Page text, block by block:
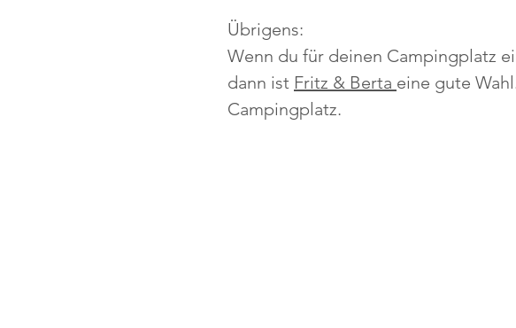
​Übrigens:
Wenn du für deinen Campingplatz
dann ist Fritz & Berta eine gute
Campingplatz.